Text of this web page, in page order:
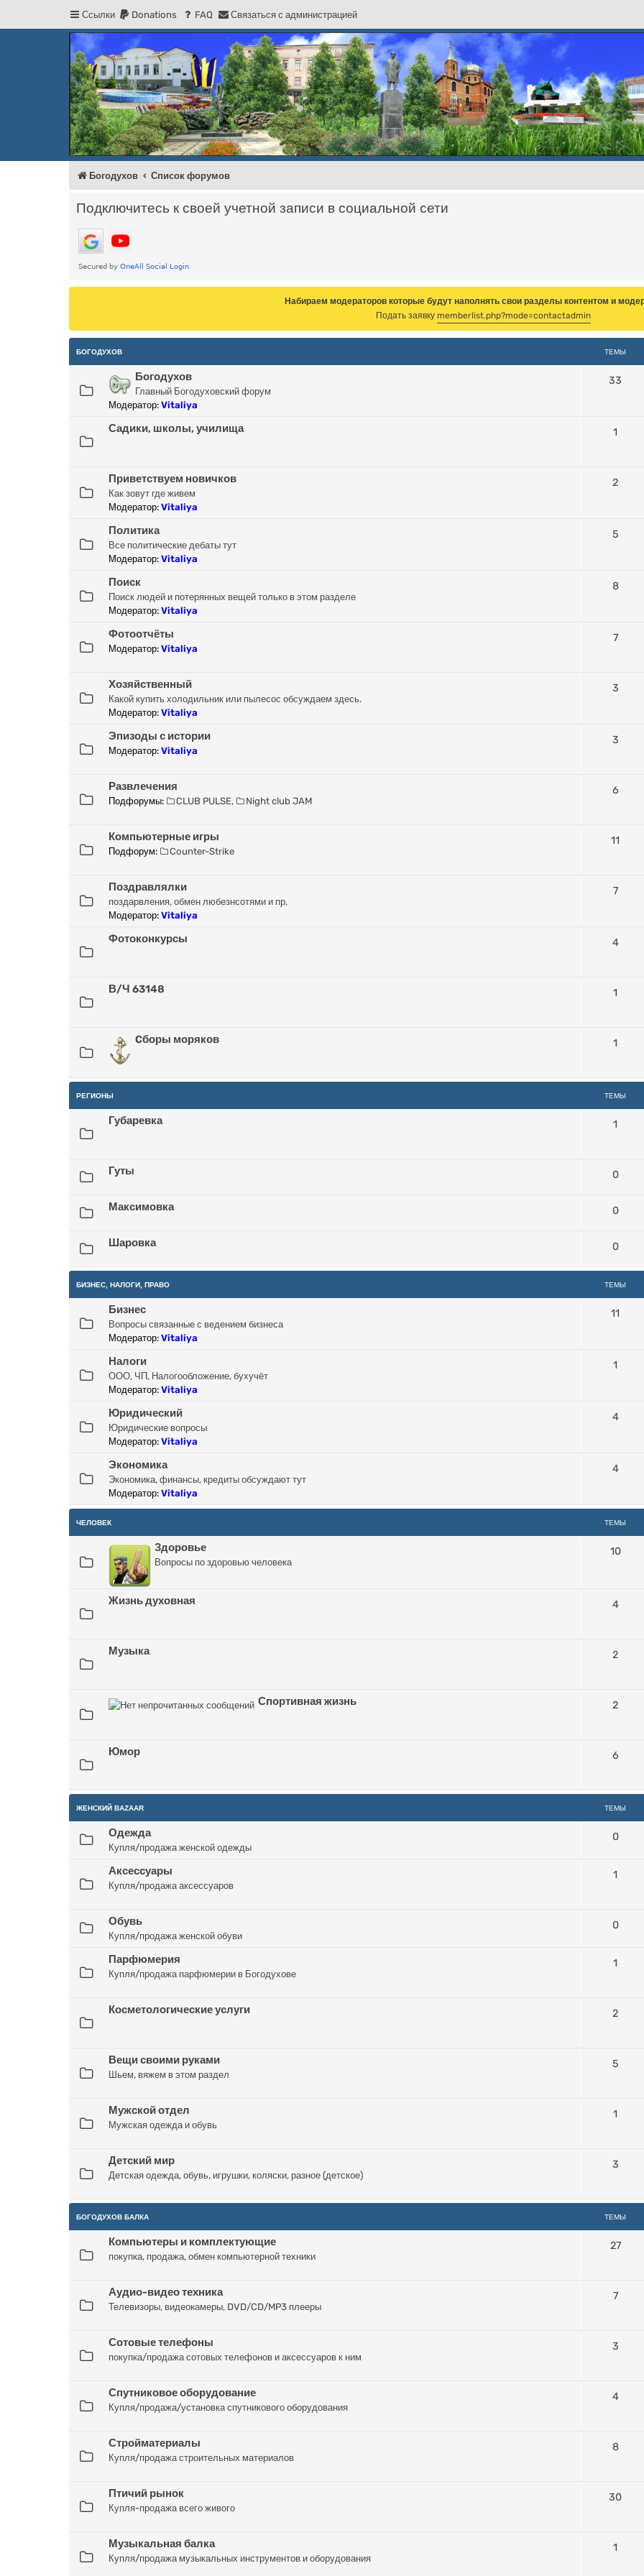
Ссылки Donations FAQ Связаться с администрацией
Регистрация
Форум Богодухова
Богодухов
Богодухов Список форумов
Подключитесь к своей учетной записи в социальной сети
Набираем модераторов которые будут наполнять свои разделы контентом и
Подать заявку memberlist.php?mode=contactadmin
БОГОДУХОВ ТЕМЫ
Богодухов
Главный Богодуховский форум
Модератор: Vitaliya
33
Садики, школы, училища 1
Приветствуем новичков
Как зовут где живем
Модератор: Vitaliya
2
Политика
Все политические дебаты тут
Модератор: Vitaliya
5
Поиск
Поиск людей и потерянных вещей только в этом разделе
Модератор: Vitaliya
8
Фотоотчёты
Модератор: Vitaliya
7
Хозяйственный
Какой купить холодильник или пылесос обсуждаем здесь.
Модератор: Vitaliya
3
Эпизоды с истории
Модератор: Vitaliya
3
Развлечения
Подфорумы: CLUB PULSE, Night club JAM
6
Компьютерные игры
Подфорум: Counter-Strike
11
Поздравлялки
поздарвления, обмен любезнсотями и пр.
Модератор: Vitaliya
7
Фотоконкурсы 4
В/Ч 63148 1
Cборы моряков 1
РЕГИОНЫ ТЕМЫ
Губаревка 1
Гуты 0
Максимовка 0
Шаровка 0
БИЗНЕС, НАЛОГИ, ПРАВО ТЕМЫ
Бизнес
Вопросы связанные с ведением бизнеса
Модератор: Vitaliya
11
Налоги
ООО, ЧП, Налогообложение, бухучёт
Модератор: Vitaliya
1
Юридический
Юридические вопросы
Модератор: Vitaliya
4
Экономика
Экономика, финансы, кредиты обсуждают тут
Модератор: Vitaliya
4
ЧЕЛОВЕК ТЕМЫ
Здоровье
Вопросы по здоровью человека
10
Жизнь духовная 4
Музыка 2
Спортивная жизнь 2
Юмор 6
ЖЕНСКИЙ BAZAAR ТЕМЫ
Одежда
Купля/продажа женской одежды
0
Аксессуары
Купля/продажа аксессуаров
1
Обувь
Купля/продажа женской обуви
0
Парфюмерия
Купля/продажа парфюмерии в Богодухове
1
Косметологические услуги 2
Вещи своими руками
Шьем, вяжем в этом раздел
5
Мужской отдел
Мужская одежда и обувь
1
Детский мир
Детская одежда, обувь, игрушки, коляски, разное (детское)
3
БОГОДУХОВ БАЛКА ТЕМЫ
Компьютеры и комплектующие
покупка, продажа, обмен компьютерной техники
27
Аудио-видео техника
Телевизоры, видеокамеры, DVD/CD/MP3 плееры
7
Сотовые телефоны
покупка/продажа сотовых телефонов и аксессуаров к ним
3
Спутниковое оборудование
Купля/продажа/установка спутникового оборудования
4
Стройматериалы
Купля/продажа строительных материалов
8
Птичий рынок
Купля-продажа всего живого
30
Музыкальная балка
Купля/продажа музыкальных инструментов и оборудования
1